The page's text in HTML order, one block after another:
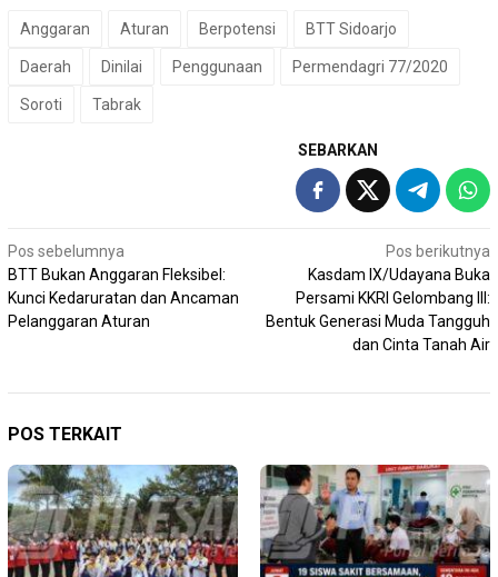
Anggaran Aturan Berpotensi BTT Sidoarjo
Daerah Dinilai Penggunaan Permendagri 77/2020
Soroti Tabrak
SEBARKAN
Navigasi
pos
Pos sebelumnya
BTT Bukan Anggaran Fleksibel:
Kunci Kedaruratan dan Ancaman
Pelanggaran Aturan
Pos berikutnya
Kasdam IX/Udayana Buka
Persami KKRI Gelombang III:
Bentuk Generasi Muda Tangguh
dan Cinta Tanah Air
POS TERKAIT